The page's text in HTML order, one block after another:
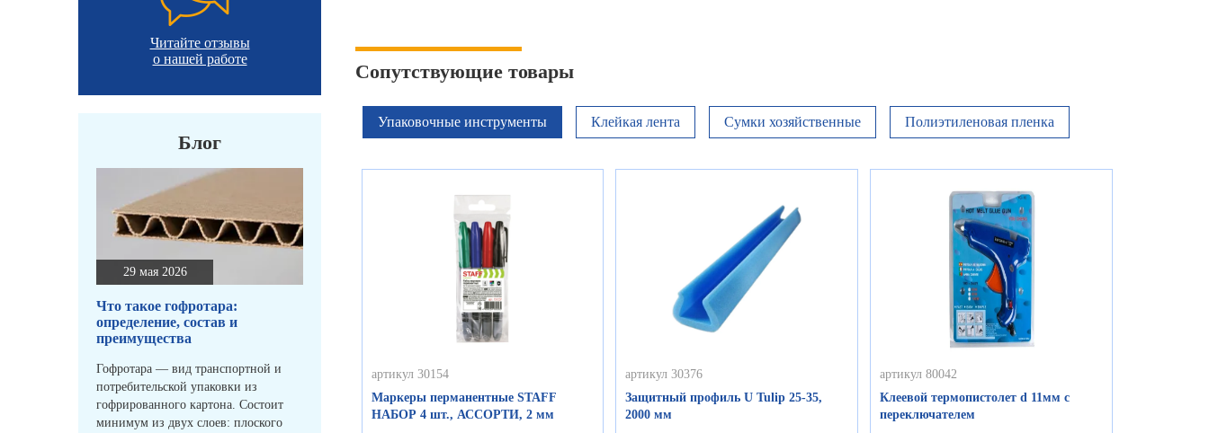
Читайте отзывы
о нашей работе
Блог
29 мая 2026
Что такое гофротара:
определение, состав и
преимущества
Гофротара — вид транспортной и
потребительской упаковки из
гофрированного картона. Состоит
минимум из двух слоев: плоского
Сопутствующие товары
Упаковочные инструменты Клейкая лента Сумки хозяйственные Полиэтиленовая пленка
артикул 30154
Маркеры перманентные STAFF
НАБОР 4 шт., АССОРТИ, 2 мм
артикул 30376
Защитный профиль U Tulip 25-35,
2000 мм
артикул 80042
Клеевой термопистолет d 11мм с
переключателем